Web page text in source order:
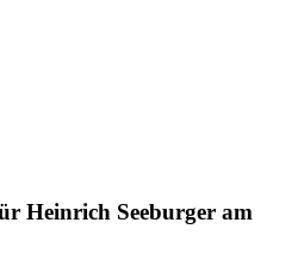
Heinrich Seeburger am